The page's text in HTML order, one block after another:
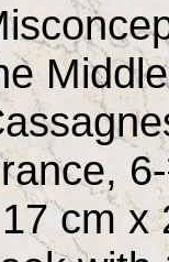
cm x